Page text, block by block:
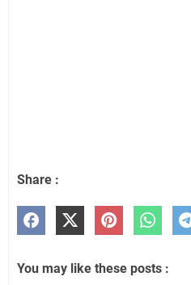
Share :
You may like these posts :